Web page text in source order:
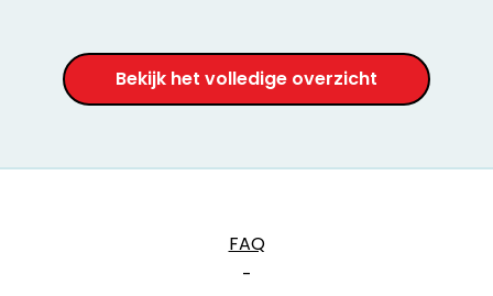
Bekijk het volledige overzicht
FAQ
-